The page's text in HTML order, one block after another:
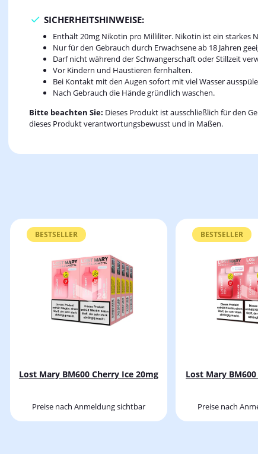
SICHERHEITSHINWEISE:
Enthält 20mg Nikotin pro Milliliter. Nikotin ist ein starkes
Nur für den Gebrauch durch Erwachsene ab 18 Jahren
Darf nicht während der Schwangerschaft oder Stillzeit
Vor Kindern und Haustieren fernhalten.
Bei Kontakt mit den Augen sofort mit viel Wasser
Nach Gebrauch die Hände gründlich waschen.
Bitte beachten Sie: Dieses Produkt ist ausschließlich für den
dieses Produkt verantwortungsbewusst und in Maßen.
BESTSELLER
Lost Mary BM600 Cherry Ice 20mg
Preise nach Anmeldung sichtbar
BESTSELLER
Lost Mary
Preise nach